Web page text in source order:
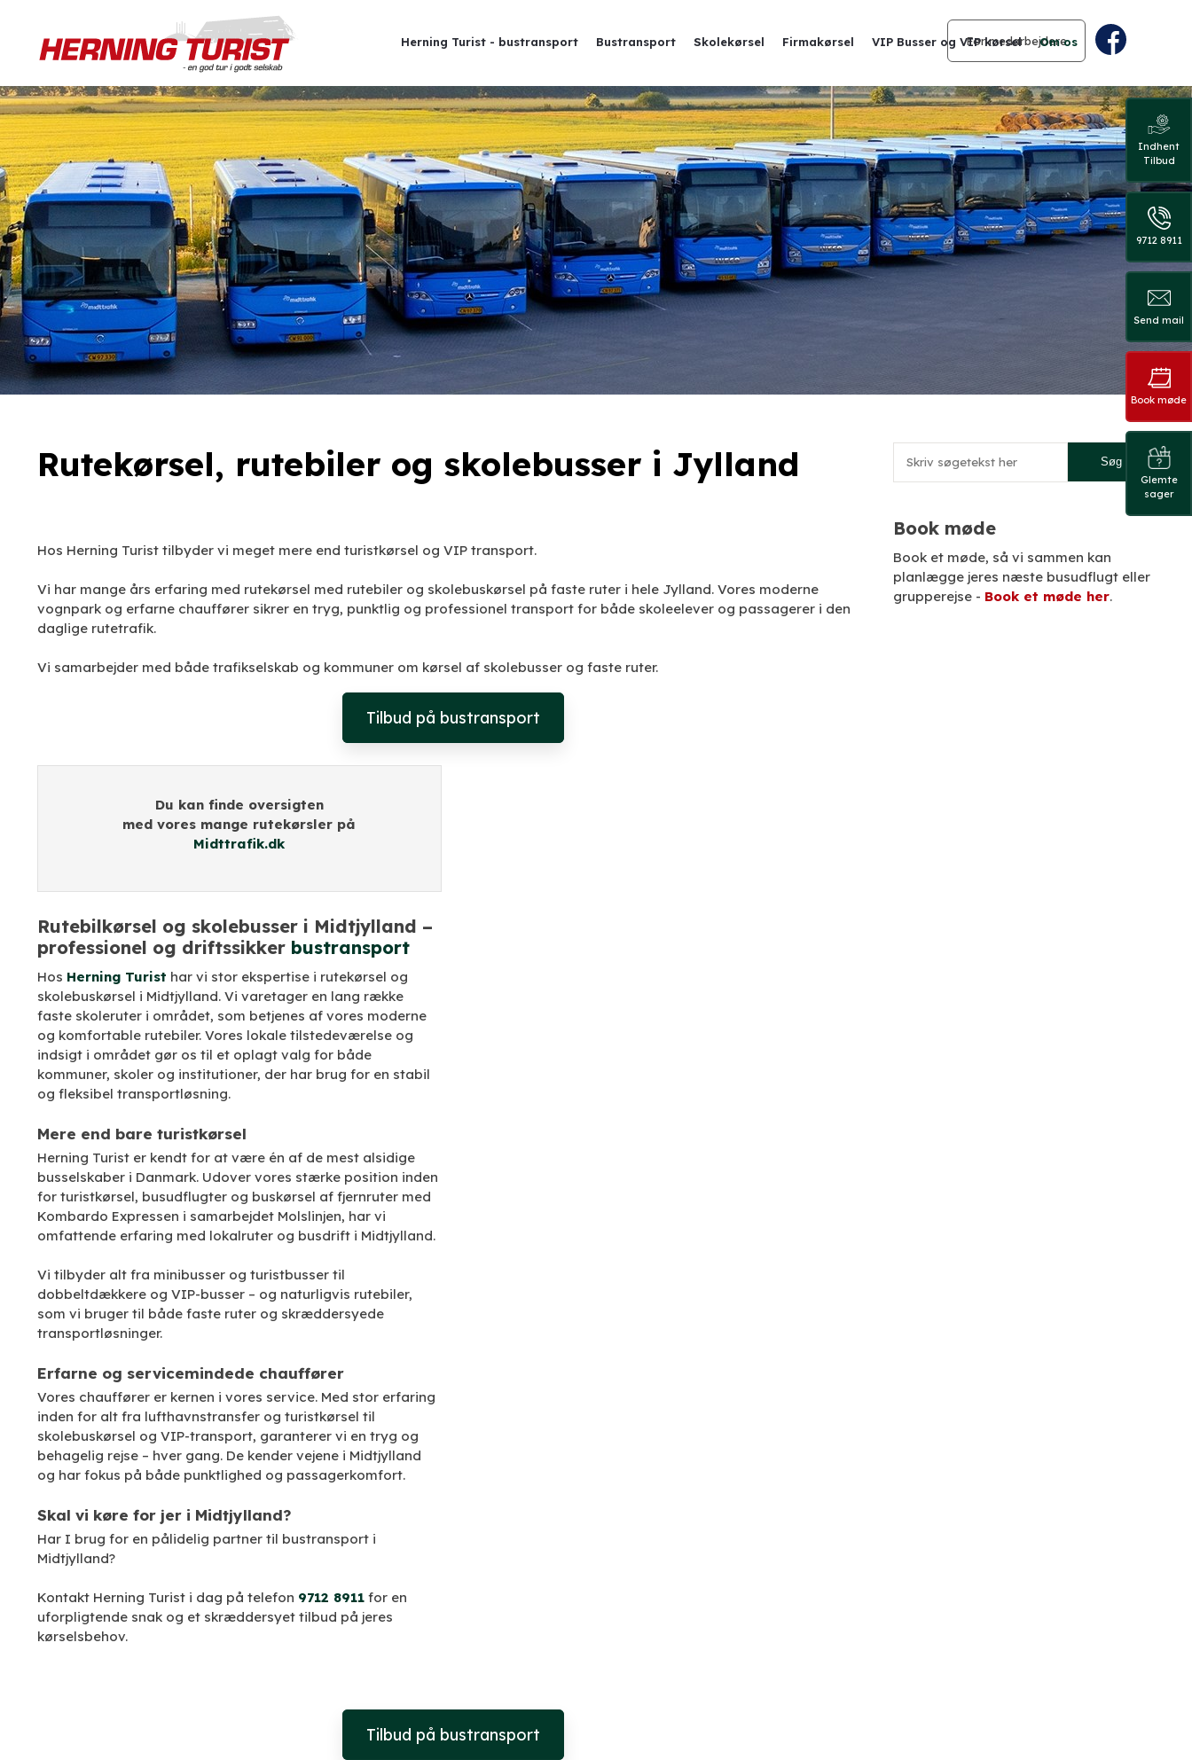
Herning Turist - bustransport Bustransport Skolekørsel Firmakørsel VIP Busser og VIP kørsel Om os
For medarbejdere
Indhent
Tilbud
9712 8911​
Send mail
Book møde
Glemte
sager
Rutekørsel, rutebiler og skolebusser i Jylland
​Hos Herning Turist tilbyder vi meget mere end turistkørsel og VIP transport.
Vi har mange års erfaring med rutekørsel med rutebiler og skolebuskørsel på faste ruter i hele Jylland. Vores moderne
vognpark og erfarne chauffører sikrer en tryg, punktlig og professionel transport for både skoleelever og passagerer i den
daglige rutetrafik.
Vi samarbejder med både trafikselskab og kommuner om kørsel af skolebusser og faste ruter.
Tilbud på bustransport
Du kan finde oversigten
med vores mange rutekørsler på
Midttrafik.dk
Rutebilkørsel og skolebusser i Midtjylland –
professionel og driftssikker bustransport
Hos Herning Turist har vi stor ekspertise i rutekørsel og
skolebuskørsel i Midtjylland. Vi varetager en lang række
faste skoleruter i området, som betjenes af vores moderne
og komfortable rutebiler. Vores lokale tilstedeværelse og
indsigt i området gør os til et oplagt valg for både
kommuner, skoler og institutioner, der har brug for en stabil
og fleksibel transportløsning.
Mere end bare turistkørsel
Herning Turist er kendt for at være én af de mest alsidige
busselskaber i Danmark. Udover vores stærke position inden
for turistkørsel, busudflugter og buskørsel af fjernruter med
Kombardo Expressen i samarbejdet Molslinjen, har vi
omfattende erfaring med lokalruter og busdrift i Midtjylland.
Vi tilbyder alt fra minibusser og turistbusser til
dobbeltdækkere og VIP-busser – og naturligvis rutebiler,
som vi bruger til både faste ruter og skræddersyede
transportløsninger.
Erfarne og servicemindede chauffører
Vores chauffører er kernen i vores service. Med stor erfaring
inden for alt fra lufthavnstransfer og turistkørsel til
skolebuskørsel og VIP-transport, garanterer vi en tryg og
behagelig rejse – hver gang. De kender vejene i Midtjylland
og har fokus på både punktlighed og passagerkomfort.​
Skal vi køre for jer i Midtjylland?
Har I brug for en pålidelig partner til bustransport i
Midtjylland?
Kontakt Herning Turist i dag på telefon 9712 8911for en
uforpligtende snak og et skræddersyet tilbud på jeres
kørselsbehov.
Tilbud på bustransport
Book møde​
​Book et møde, så vi sammen kan
planlægge jeres næste busudflugt eller
grupperejse - Book et møde her.